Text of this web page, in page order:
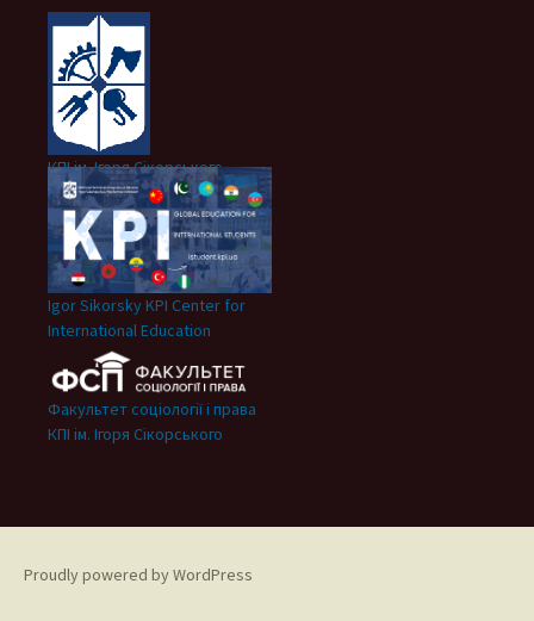
КПІ ім. Ігоря Сікорського
Igor Sikorsky KPI Center for
International Education
Факультет соціології і права
КПІ ім. Ігоря Сікорського
Proudly powered by WordPress